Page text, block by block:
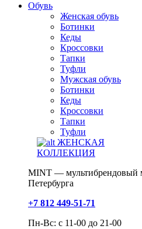
Обувь
Женская обувь
Ботинки
Кеды
Кроссовки
Тапки
Туфли
Мужская обувь
Ботинки
Кеды
Кроссовки
Тапки
Туфли
ЖЕНСКАЯ
КОЛЛЕКЦИЯ
MINT — мультибрендовый
Петербурга
+7 812 449-51-71
Пн-Вс: с 11-00 до 21-00